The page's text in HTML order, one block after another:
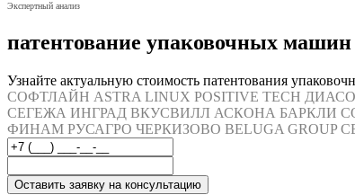
Экспертный анализ
патентование упаковочных машин
Узнайте актуальную стоимость патентования
СОФТЛАЙН ASTRA LINUX POSITIVE TECH
СЕГЕЖА ИНГРАД ВКУСВИЛЛ АСКОНА БАРКЛИ
ФИНАМ РУСАГРО ЧЕРКИЗОВО BELUGA GROUP
Оставить заявку на консультацию